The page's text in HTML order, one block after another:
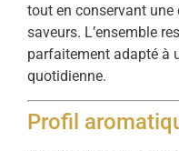
tout en conservant
saveurs. L’ensemble
parfaitement adapté à
quotidienne.
Profil